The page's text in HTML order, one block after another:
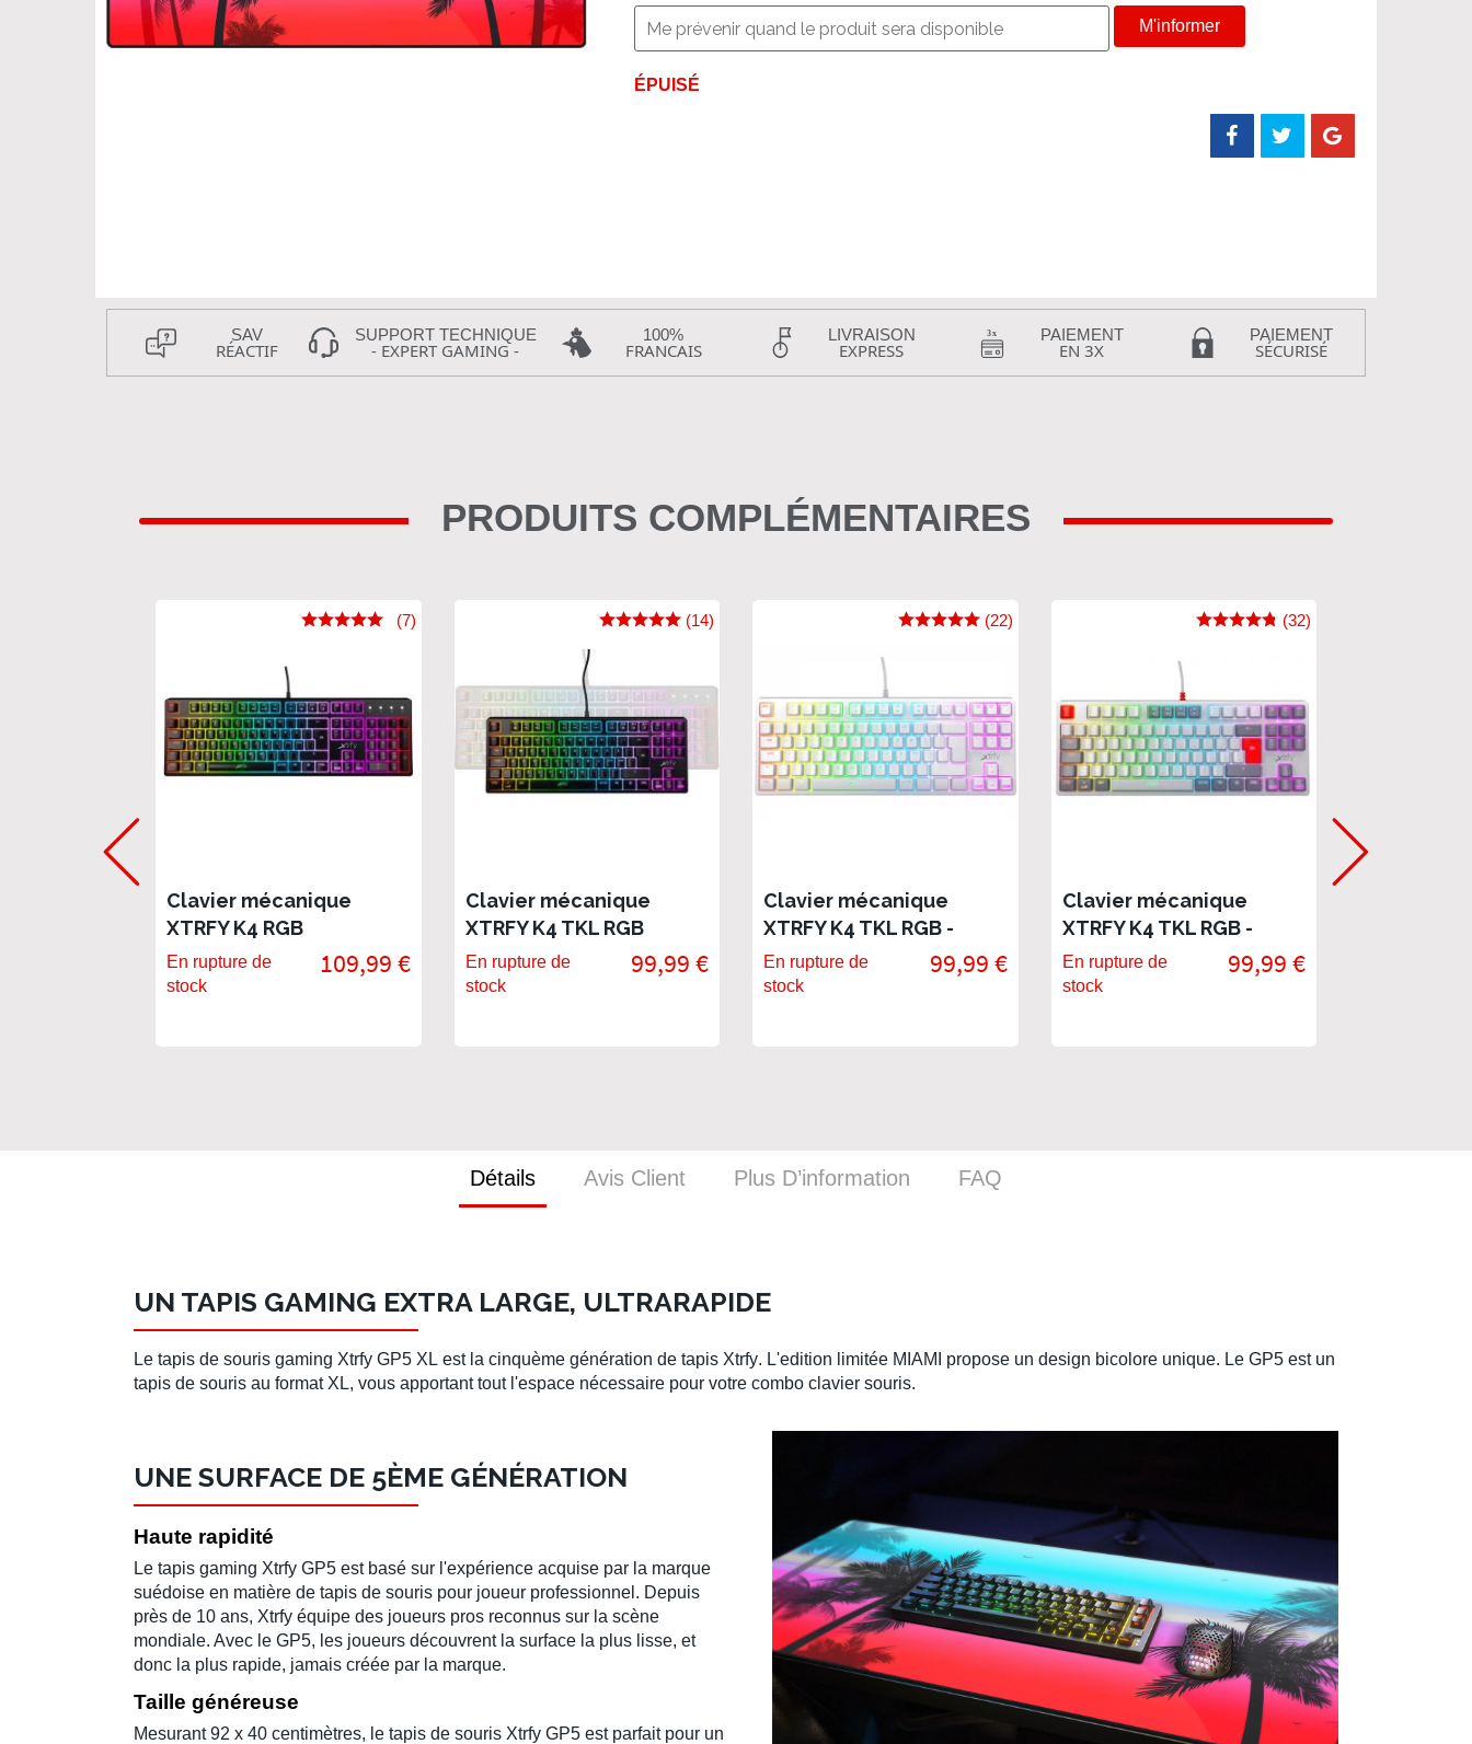
M'informer
ÉPUISÉ
SAV
RÉACTIF
SUPPORT TECHNIQUE
- EXPERT GAMING -
100%
FRANCAIS
LIVRAISON
EXPRESS
PAIEMENT
EN 3X
PAIEMENT
SÉCURISÉ
PRODUITS COMPLÉMENTAIRES
Clavier mécanique
XTRFY K4 RGB
(7)
En rupture de
stock
109,99 €
Clavier mécanique
XTRFY K4 TKL RGB
(14)
En rupture de
stock
99,99 €
Clavier mécanique
XTRFY K4 TKL RGB -
White Edition
(22)
En rupture de
stock
99,99 €
Clavier mécanique
XTRFY K4 TKL RGB -
Retro Edition
(32)
En rupture de
stock
99,99 €
Détails
UN TAPIS GAMING EXTRA LARGE, ULTRARAPIDE
Le tapis de souris gaming Xtrfy GP5 XL est la cinquème génération de tapis Xtrfy. L'edition limitée MIAMI propose un design bicolore unique. Le GP5 est un
tapis de souris au format XL, vous apportant tout l'espace nécessaire pour votre combo clavier souris.
UNE SURFACE DE 5ÈME GÉNÉRATION
Haute rapidité
Le tapis gaming Xtrfy GP5 est basé sur l'expérience acquise par la marque
suédoise en matière de tapis de souris pour joueur professionnel . Depuis
près de 10 ans, Xtrfy équipe des joueurs pros reconnus sur la scène
mondiale. Avec le GP5, les joueurs découvrent la surface la plus lisse, et
donc la plus rapide, jamais créée par la marque.
Taille généreuse
Mesurant 92 x 40 centimètres, le tapis de souris Xtrfy GP5 est parfait pour un
Avis Client Plus D’information FAQ